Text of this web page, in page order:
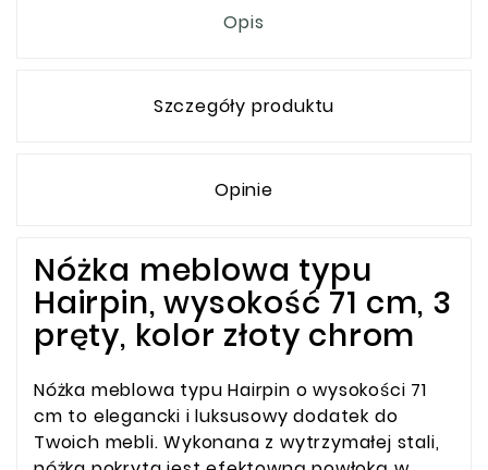
Opis
Szczegóły produktu
Opinie
Nóżka meblowa typu
Hairpin, wysokość 71 cm, 3
pręty, kolor złoty chrom
Nóżka meblowa typu Hairpin o wysokości 71
cm to elegancki i luksusowy dodatek do
Twoich mebli. Wykonana z wytrzymałej stali,